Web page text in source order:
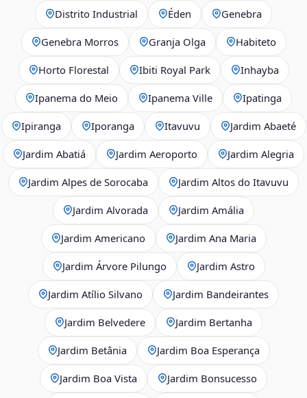
Distrito Industrial Éden Genebra
Genebra Morros Granja Olga Habiteto
Horto Florestal Ibiti Royal Park Inhayba
Ipanema do Meio Ipanema Ville Ipatinga
Ipiranga Iporanga Itavuvu Jardim Abaeté
Jardim Abatiá Jardim Aeroporto Jardim Alegria
Jardim Alpes de Sorocaba Jardim Altos do Itavuvu
Jardim Alvorada Jardim Amália
Jardim Americano Jardim Ana Maria
Jardim Árvore Pilungo Jardim Astro
Jardim Atílio Silvano Jardim Bandeirantes
Jardim Belvedere Jardim Bertanha
Jardim Betânia Jardim Boa Esperança
Jardim Boa Vista Jardim Bonsucesso